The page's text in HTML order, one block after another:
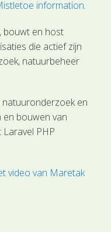
information.
bouwt en host
die actief zijn
natuurbeheer
natuuronderzoek en
en bouwen van
PHP
video van Maretak